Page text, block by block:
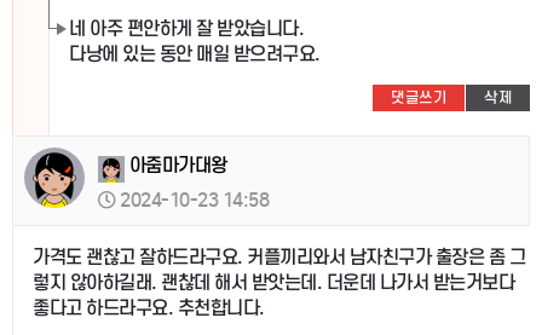
네 아주 편안하게 잘 받았습니다.
다낭에 있는 동안 매일 받으려구요.
댓글쓰기 삭제
아줌마가대왕
2024-10-23 14:58
가격도 괜찮고 잘하드라구요. 커플끼리와서 남자친구가 출장은 좀 그
렇지 않아하길래. 괜찮데 해서 받앗는데. 더운데 나가서 받는거보다
좋다고 하드라구요. 추천합니다.